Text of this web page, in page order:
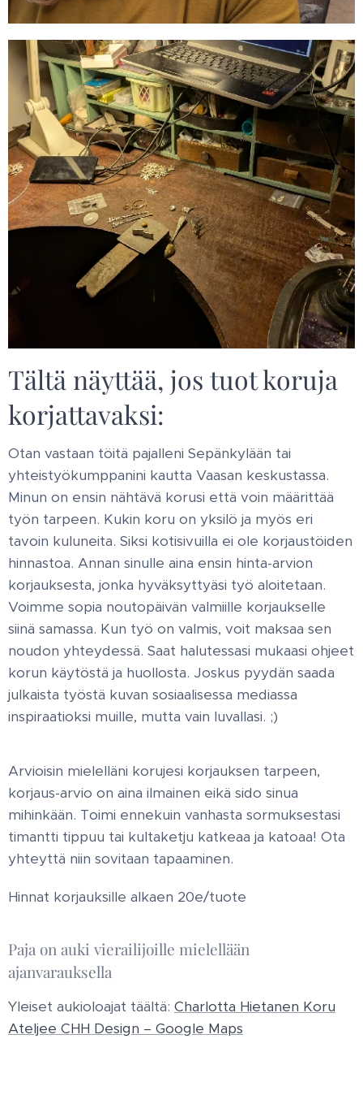
Tältä näyttää, jos tuot koruja
korjattavaksi:
Otan vastaan töitä pajalleni Sepänkylään tai
yhteistyökumppanini kautta Vaasan keskustassa.
Minun on ensin nähtävä korusi että voin määrittää
työn tarpeen. Kukin koru on yksilö ja myös eri
tavoin kuluneita. Siksi kotisivuilla ei ole korjaustöiden
hinnastoa. Annan sinulle aina ensin hinta-arvion
korjauksesta, jonka hyväksyttyäsi työ aloitetaan.
Voimme sopia noutopäivän valmiille korjaukselle
siinä samassa. Kun työ on valmis, voit maksaa sen
noudon yhteydessä. Saat halutessasi mukaasi ohjeet
korun käytöstä ja huollosta. Joskus pyydän saada
julkaista työstä kuvan sosiaalisessa mediassa
inspiraatioksi muille, mutta vain luvallasi. ;)
Arvioisin mielelläni korujesi korjauksen tarpeen,
korjaus-arvio on aina ilmainen eikä sido sinua
mihinkään. Toimi ennekuin vanhasta sormuksestasi
timantti tippuu tai kultaketju katkeaa ja katoaa! Ota
yhteyttä niin sovitaan tapaaminen.
Hinnat korjauksille alkaen 20e/tuote
Paja on auki vierailijoille mielellään
ajanvarauksella
Yleiset aukioloajat täältä: Charlotta Hietanen Koru
Ateljee CHH Design – Google Maps